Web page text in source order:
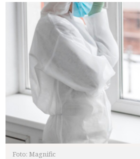
Foto: Magnific